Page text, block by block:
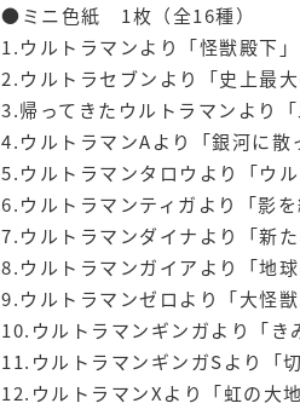
●ミニ色紙 1枚（全16種）
1.ウルトラマンより「怪獣殿下」
2.ウルトラセブンより「史上最大
3.帰ってきたウルトラマンより
4.ウルトラマンAより「銀河に散
5.ウルトラマンタロウより「ウ
6.ウルトラマンティガより「影を
7.ウルトラマンダイナより「新た
8.ウルトラマンガイアより「地球
9.ウルトラマンゼロより「大怪
10.ウルトラマンギンガより「き
11.ウルトラマンギンガSより「
12.ウルトラマンXより「虹の大地